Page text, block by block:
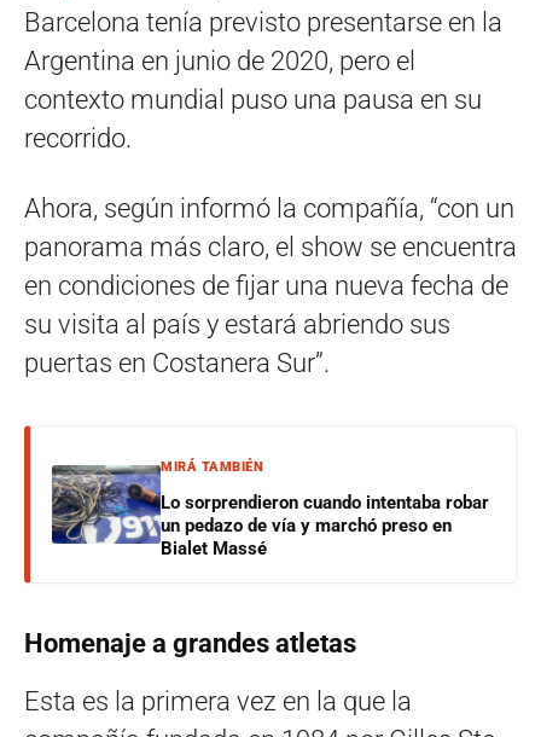
Barcelona tenía previsto presentarse en la
Argentina en junio de 2020, pero el
contexto mundial puso una pausa en su
recorrido.
Ahora, según informó la compañía, “con un
panorama más claro, el show se encuentra
en condiciones de fijar una nueva fecha de
su visita al país y estará abriendo sus
puertas en Costanera Sur”.
MIRÁ TAMBIÉN
Lo sorprendieron cuando intentaba robar
un pedazo de vía y marchó preso en
Bialet Massé
Homenaje a grandes atletas
Esta es la primera vez en la que la